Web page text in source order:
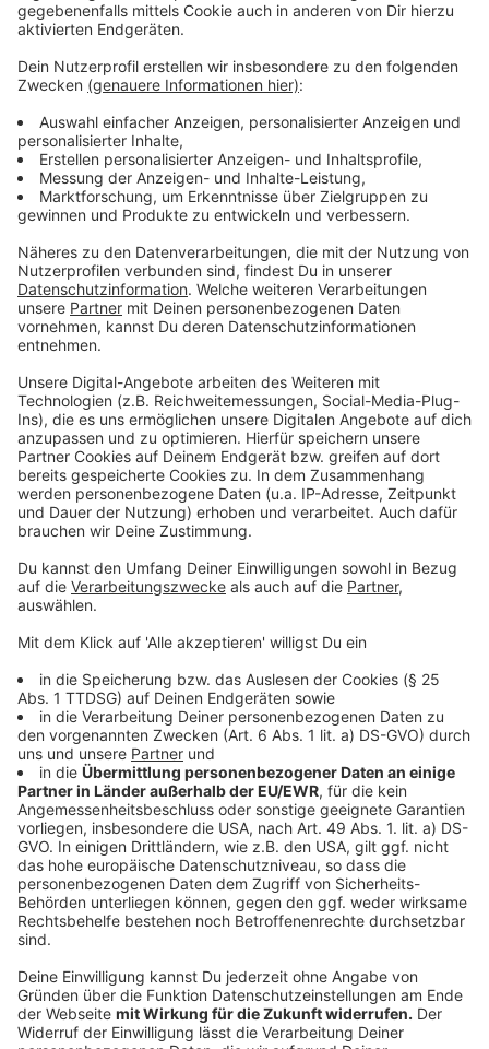
(2) IP-Adress
(3) Zeit des Abrufs
(4) Dauer des Abrufs = übertragene Datenmenge
(5) Referrer URL (die zuvor besuchte Seite)
(6) Betriebssystem/Browsertyp/Web-Playertyp
Die Daten werden von nacamar ausschließlich zum Zweck
der technischen Leistungserbringung und für statistische
Auswertungen eingesetzt, um damit den Service zu
optimieren. Die Protokolldaten können von nacamar auch
nachträglich herangezogen werden, um zu überprüfen,
Verdacht einer rechtswidrigen Nutzung besteht.
Rechtsgrundlage ist Art. 6 Abs. 1 lit. f DSGVO. Wir haben
ein berechtigtes Interesse daran, die von Ihnen
angefragten Streams in hoher Qualität und größtmöglicher
Sicherheit abzuspielen.
Weitere Informationen zum Datenschutz von nacamar
finden Sie unter http://www.nacamar.de/privacy
Darüber hinaus werden die oben genannten Serverlogfiles
in pseudonymisierter Form an unseren
Rahmenprogrammanbieter, die radio NRW GmbH, Essener
Str. 55, 46047 Oberhausen, weitergeleitet.
Pseudonymisiert heißt, dass die Daten von radio NRW nicht
ausgelesen werden können (ein Personenbezug kann nicht
hergestellt werden). Die radio NRW GmbH leitet diese
pseudonymisierten Daten zur Reichweitenermittlung an die
Media- Micro-Census GmbH, Am Weingarten 25, 60487
Frankfurt am Main weiter. Dies geschieht auf Grundlage
von Art. 6 Abs. 1 lit. f DSGVO. Es besteht ein berechtigtes
Interesse daran, die Reichweite unseres Programms
statistisch auswerten zu lassen.
Auf unserer Webseite sind Dienste von AdsWizz Inc., 487A
S El Camino Real, San Mateo, CA 94402, USA, eingebunden.